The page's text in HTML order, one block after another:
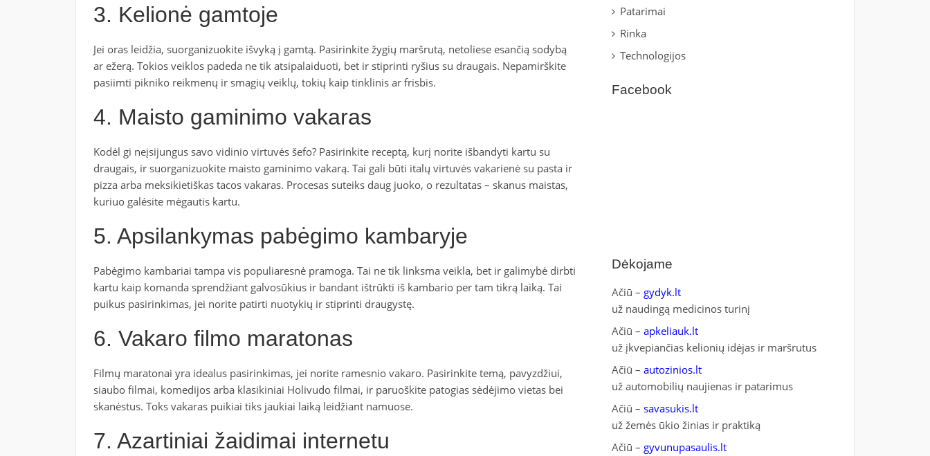
3. Kelionė gamtoje
Jei oras leidžia, suorganizuokite išvyką į gamtą. Pasirinkite žygių maršrutą, netoliese esančią sodybą
ar ežerą. Tokios veiklos padeda ne tik atsipalaiduoti, bet ir stiprinti ryšius su draugais. Nepamirškite
pasiimti pikniko reikmenų ir smagių veiklų, tokių kaip tinklinis ar frisbis.
4. Maisto gaminimo vakaras
Kodėl gi neįsijungus savo vidinio virtuvės šefo? Pasirinkite receptą, kurį norite išbandyti kartu su
draugais, ir suorganizuokite maisto gaminimo vakarą. Tai gali būti italų virtuvės vakarienė su pasta ir
pizza arba meksikietiškas tacos vakaras. Procesas suteiks daug juoko, o rezultatas – skanus maistas,
kuriuo galėsite mėgautis kartu.
5. Apsilankymas pabėgimo kambaryje
Pabėgimo kambariai tampa vis populiaresnė pramoga. Tai ne tik linksma veikla, bet ir galimybė dirbti
kartu kaip komanda sprendžiant galvosūkius ir bandant ištrūkti iš kambario per tam tikrą laiką. Tai
puikus pasirinkimas, jei norite patirti nuotykių ir stiprinti draugystę.
6. Vakaro filmo maratonas
Filmų maratonai yra idealus pasirinkimas, jei norite ramesnio vakaro. Pasirinkite temą, pavyzdžiui,
siaubo filmai, komedijos arba klasikiniai Holivudo filmai, ir paruoškite patogias sėdėjimo vietas bei
skanėstus. Toks vakaras puikiai tiks jaukiai laiką leidžiant namuose.
7. Azartiniai žaidimai internetu
Patarimai
Rinka
Technologijos
Facebook
Dėkojame
Ačiū – gydyk.lt
už naudingą medicinos turinį
Ačiū – apkeliauk.lt
už įkvepiančias kelionių idėjas ir maršrutus
Ačiū – autozinios.lt
už automobilių naujienas ir patarimus
Ačiū – savasukis.lt
už žemės ūkio žinias ir praktiką
Ačiū – gyvunupasaulis.lt